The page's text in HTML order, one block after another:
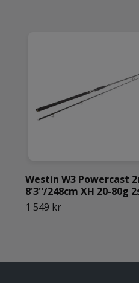
Westin W3 Powercast
8'3''/248cm XH 20-80g
1 549 kr